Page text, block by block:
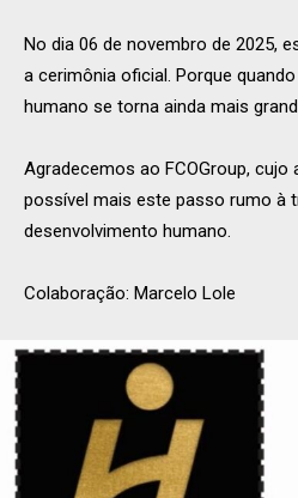
No dia 06 de novembro de 2025,
a cerimônia oficial. Porque
humano se torna ainda mais
Agradecemos ao FCOGroup,
possível mais este passo rumo à
desenvolvimento humano.
Colaboração: Marcelo Lole